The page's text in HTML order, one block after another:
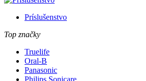
Príslušenstvo
Top značky
Truelife
Oral-B
Panasonic